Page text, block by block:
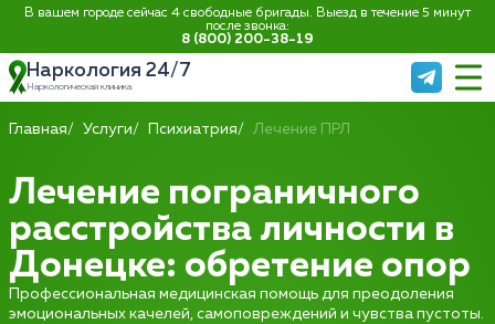
В вашем городе сейчас 4 свободные бригады. Выезд в течение 5 минут
после звонка:
8 (800) 200-38-19
Наркология 24/7
Наркологическая клиника
Главная Услуги Психиатрия Лечение ПРЛ
Лечение пограничного
расстройства личности в
Донецке: обретение опор
Профессиональная медицинская помощь для преодоления
эмоциональных качелей, самоповреждений и чувства пустоты.